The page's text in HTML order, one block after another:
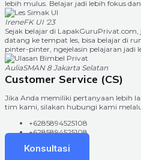
lebih mulus. Belajar jadi lebih fokus
IreneFK UI '23
Sejak belajar di
datang ke tempat les, bisa belajar di
pinter-pinter, ngejelasin pelajaran jadi
AuliaSMAN 8 Jakarta Selatan
Customer Service (CS)
Jika Anda memiliki pertanyaan lebih
tim kami, silakan hubungi kami
+6285894525108
+6285894525108
Konsultasi